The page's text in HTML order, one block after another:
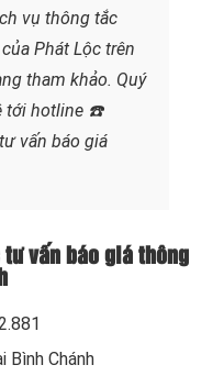
vụ thông tắc
Phát Lộc trên
tham khảo. Quý
tới hotline ☎️
vấn báo giá
vấn báo giá thông
Bình Chánh